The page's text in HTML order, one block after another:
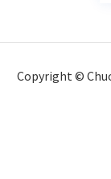
Copyright ©